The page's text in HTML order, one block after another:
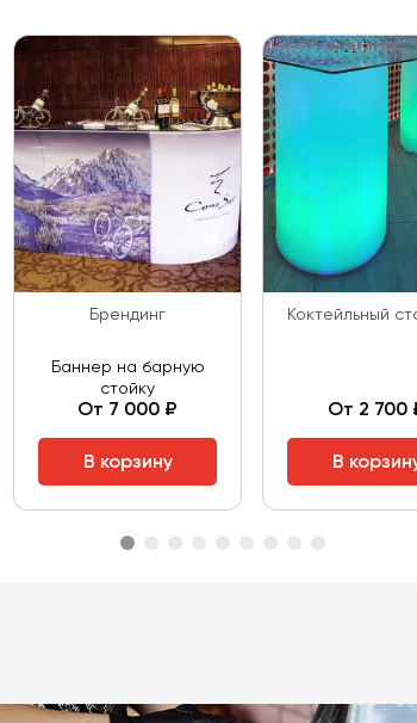
Брендинг
Баннер на барную
стойку
От 7 000 ₽
В корзину
Коктейльный
От 2 700
В